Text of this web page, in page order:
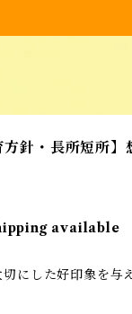
方針・長所短所
available
にした好印象を与